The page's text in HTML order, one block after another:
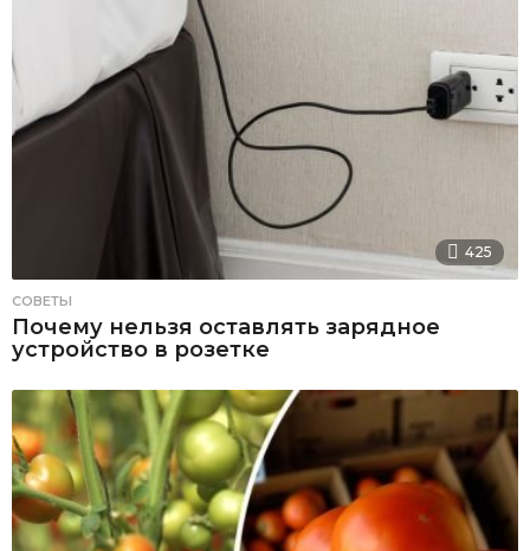
425
СОВЕТЫ
Почему нельзя оставлять зарядное
устройство в розетке